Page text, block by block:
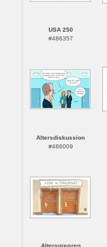
USA 250
#486357
Altersdiskussion
#486009
Altersgrenzen